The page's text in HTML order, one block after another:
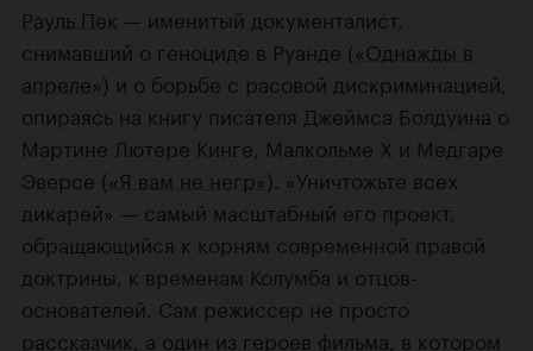
Рауль Пек — именитый документалист,
снимавший о геноциде в Руанде («Однажды в
апреле») и о борьбе с расовой дискриминацией,
опираясь на книгу писателя Джеймса Болдуина о
Мартине Лютере Кинге, Малкольме Х и Медгаре
Эверсе («Я вам не негр»). «Уничтожьте всех
дикарей» — самый масштабный его проект,
обращающийся к корням современной правой
доктрины, к временам Колумба и отцов-
основателей. Сам режиссер не просто
рассказчик, а один из героев фильма, в котором